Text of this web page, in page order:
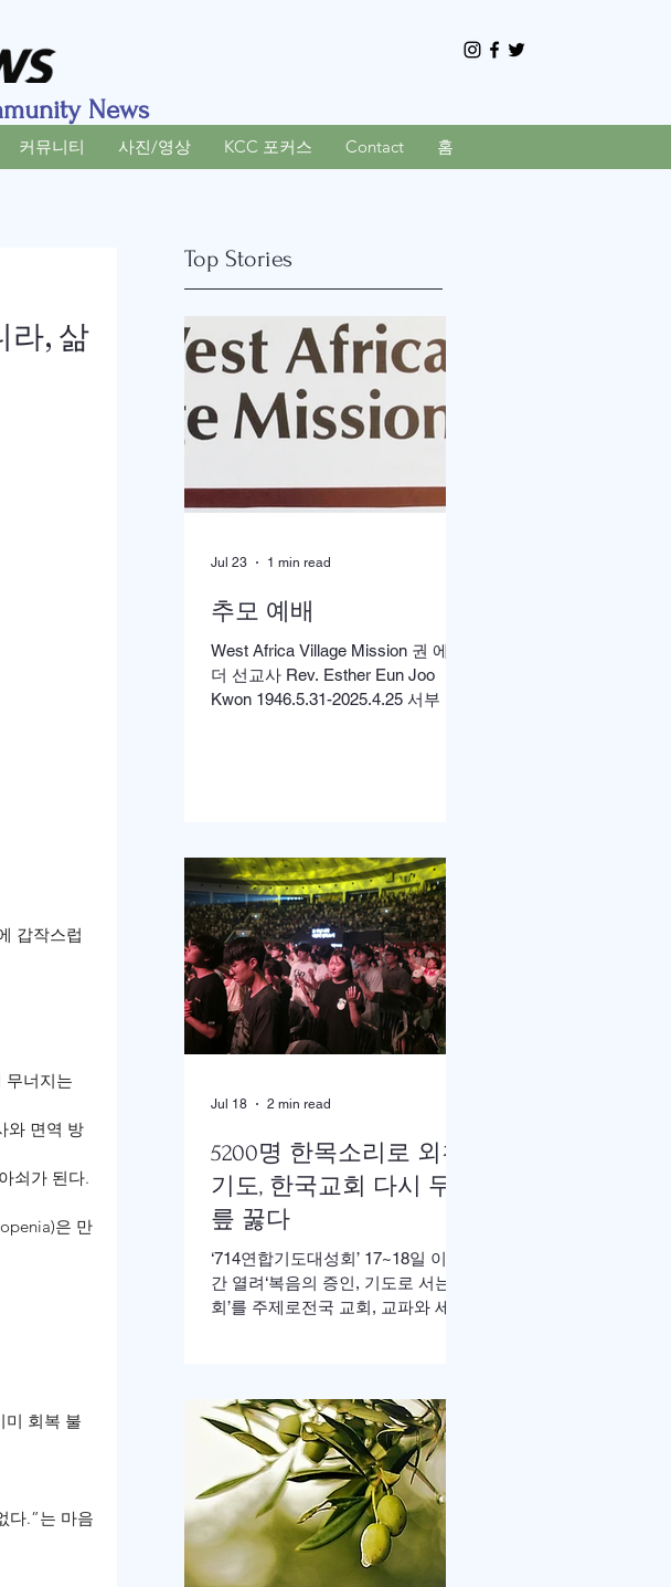
News
커뮤니티 사진/영상 KCC 포커스 Contact 홈
라, 삶
갑작스럽
무너지는
와 면역 방
쇠가 된다.
은 만
미 회복 불
다.”는 마음
Top Stories
추모 예배
West Africa Village Mission 권 에스
더 선교사 Rev. Esther Eun Joo
Kwon 1946.5.31-2025.4.25 서부 아
선교사 추모예배를 열었다. 선교사
역 이전에 정동교회를 섬기며 청소
년 교사로 헌신했던 권은주를 기억
하고 있는 일부교인들과 연세대학
동문, 그리고 이화 동문 다수가 참여
한 가운데 이병도 목사가 추모예배
를 인도했다. 찬송 606장, 반주강혜
진 집사, 기도 장혜경 장로, 성경봉
동교회/ 이화동기), / 주미야 권사(신
남옥 이화동기/경희대명예교수 / "저
장미꽃위에 이슬 "등 추모순서
Jul 23 1 min read
5200명 한목소리로 외친
기도, 한국교회 다시 무
릎 꿇다
‘714연합기도대성회’ 17~18일 이틀
간 열려‘복음의 증인, 기도로 서는 교
회’를 주제로전국 교회, 교파와 세대
저녁 서울 송파구 잠실학생체육관.
찬양 ‘우리 오늘 눈물로’가 나오자
5200여명의 성도들이 하나둘 자리
에서 일어섰다. “오래 황폐하였던 이
땅”이라는 가사가 울려 퍼질 때는 두
손을 높이 든 채 눈을 감고 기도하는
이들의 모습이 곳곳에 눈에 띄었다.
어떤 이는 손수건으로 눈물을 훔쳤
Jul 18 2 min read